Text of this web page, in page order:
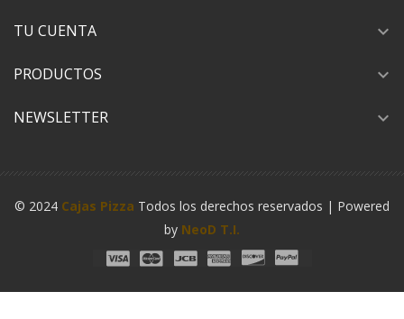
TU CUENTA expand_more
PRODUCTOS expand_more
NEWSLETTER expand_more
© 2024 Cajas Pizza Todos los derechos reservados | Powered
by NeoD T.I.